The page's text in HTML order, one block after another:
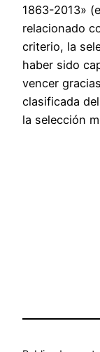
1863-2013»
relacionado
criterio, la
haber sido
vencer
clasificada
la selección